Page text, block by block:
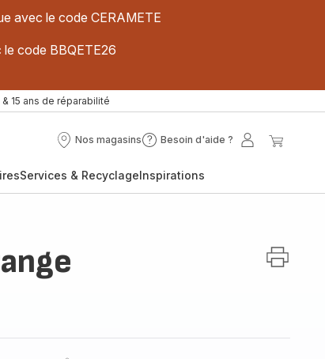
avec le code CERAMETE
code BBQETE26
& 15 ans de réparabilité
Nos magasins
Nos
Besoin d'aide ?
Besoin
?
Mon
Services & RecyclageInspirations